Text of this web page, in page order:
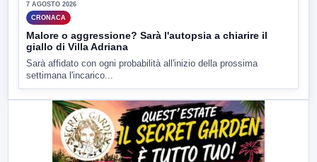
7 AGOSTO 2026
CRONACA
Malore o aggressione? Sarà l'autopsia a chiarire il
giallo di Villa Adriana
Sarà affidato con ogni probabilità all'inizio della prossima
settimana l'incarico...